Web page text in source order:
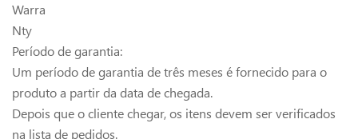
Warra
Nty
Período de garantia:
Um período de garantia de três meses é fornecido para o
produto a partir da data de chegada.
Depois que o cliente chegar, os itens devem ser verificados
na lista de pedidos.